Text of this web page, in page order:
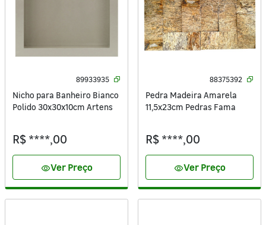
89933935
Nicho para Banheiro Bianco
Polido 30x30x10cm Artens
R$ ****,00
visibilityVer Preço
88375392
Pedra Madeira Amarela
11,5x23cm Pedras Fama
R$ ****,00
visibilityVer Preço